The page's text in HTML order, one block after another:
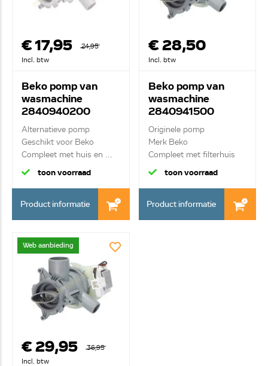
€ 17,95
24,95
Incl. btw
Beko pomp van
wasmachine
2840940200
Alternatieve pomp
Geschikt voor Beko
Compleet met huis en ...
toon voorraad
Product informatie
€ 28,50
Incl. btw
Beko pomp van
wasmachine
2840941500
Originele pomp
Merk Beko
Compleet met filterhuis
toon voorraad
Product informatie
Web aanbieding
€ 29,95
36,95
Incl. btw